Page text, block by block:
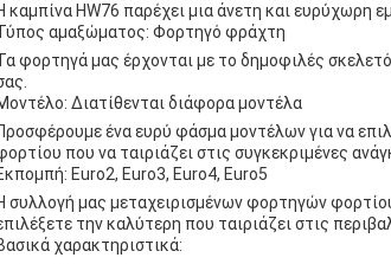
καμπίνα HW76 παρέχει μια άνετη και ευρύχωρη
αμαξώματος: Φορτηγό φράχτη
φορτηγά μας έρχονται με το δημοφιλές
Διατίθενται διάφορα μοντέλα
ένα ευρύ φάσμα μοντέλων για να
που να ταιριάζει στις συγκεκριμένες
Euro2, Euro3, Euro4, Euro5
συλλογή μας μεταχειρισμένων φορτηγών
την καλύτερη που ταιριάζει στις
χαρακτηριστικά: